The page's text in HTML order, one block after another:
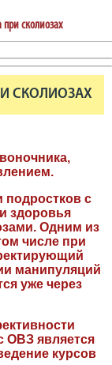
при сколиозах
СКОЛИОЗАХ
подростков с
здоровья
Одним из
числе при
манипуляций
уже через
ОВЗ является
курсов